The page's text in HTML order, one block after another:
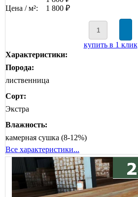
Цена / м²:
1 800 ₽
купить в 1 клик
Характеристики:
Порода:
лиственница
Сорт:
Экстра
Влажность:
камерная сушка (8-12%)
Все характеристики...